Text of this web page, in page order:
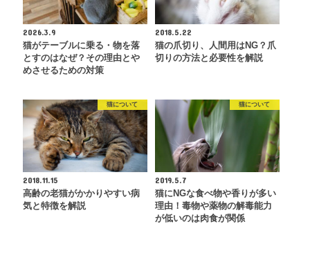
2026.3.9
猫がテーブルに乗る・物を落
とすのはなぜ？その理由とや
めさせるための対策
2018.5.22
猫の爪切り、人間用はNG？爪
切りの方法と必要性を解説
猫について
2018.11.15
高齢の老猫がかかりやすい病
気と特徴を解説
猫について
2019.5.7
猫にNGな食べ物や香りが多い
理由！毒物や薬物の解毒能力
が低いのは肉食が関係